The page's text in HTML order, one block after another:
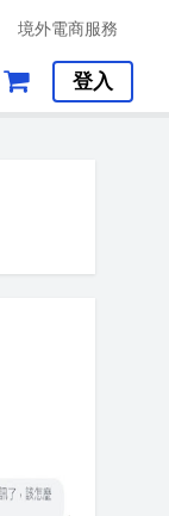
境外電商服務
登入